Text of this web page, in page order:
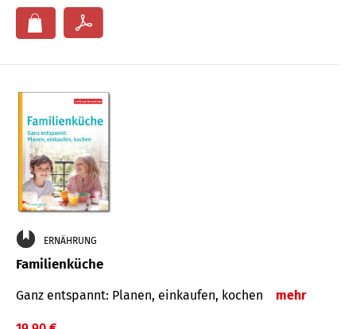
ERNÄHRUNG
Familienküche
Ganz entspannt: Planen, einkaufen, kochen mehr